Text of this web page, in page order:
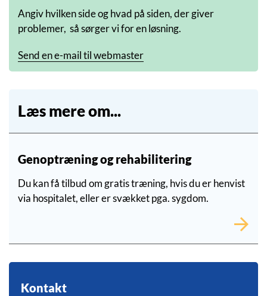
Angiv hvilken side og hvad på siden, der giver
problemer, så sørger vi for en løsning.
Send en e-mail til webmaster
Læs mere om...
Genoptræning og rehabilitering
Du kan få tilbud om gratis træning, hvis du er henvist
via hospitalet, eller er svækket pga. sygdom.
Kontakt